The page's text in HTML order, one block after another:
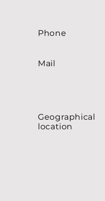
Phone
Mail
Geographical
location